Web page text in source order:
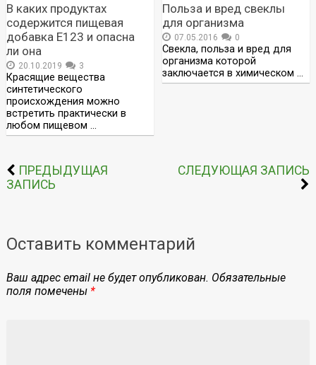
В каких продуктах
содержится пищевая
добавка Е123 и опасна
ли она
20.10.2019 3
Красящие вещества
синтетического
происхождения можно
встретить практически в
любом пищевом …
Польза и вред свеклы
для организма
07.05.2016 0
Свекла, польза и вред для
организма которой
заключается в химическом …
ПРЕДЫДУЩАЯ
ЗАПИСЬ
СЛЕДУЮЩАЯ ЗАПИСЬ
Оставить комментарий
Ваш адрес email не будет опубликован. Обязательные
поля помечены *